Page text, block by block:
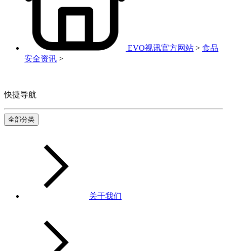
EVO视讯官方网站 > 食品
安全资讯 >
快捷导航
全部分类
关于我们